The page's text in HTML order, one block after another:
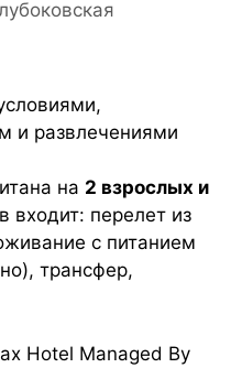
и развлечениями
на 2 взрослых и
входит: перелет из
с питанием
трансфер,
Hotel Managed By